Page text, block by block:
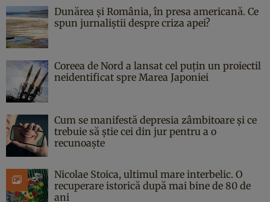
Dunărea și România, în presa americană. Ce
spun jurnaliștii despre criza apei?
Coreea de Nord a lansat cel puțin un proiectil
neidentificat spre Marea Japoniei
Cum se manifestă depresia zâmbitoare și ce
trebuie să știe cei din jur pentru a o
recunoaște
Nicolae Stoica, ultimul mare interbelic. O
recuperare istorică după mai bine de 80 de
ani